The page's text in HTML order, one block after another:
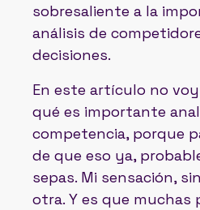
sobresaliente a la
análisis de
decisiones.
En este artículo no
qué es importante
competencia, porque
de que eso ya,
sepas. Mi sensación,
otra. Y es que muchas